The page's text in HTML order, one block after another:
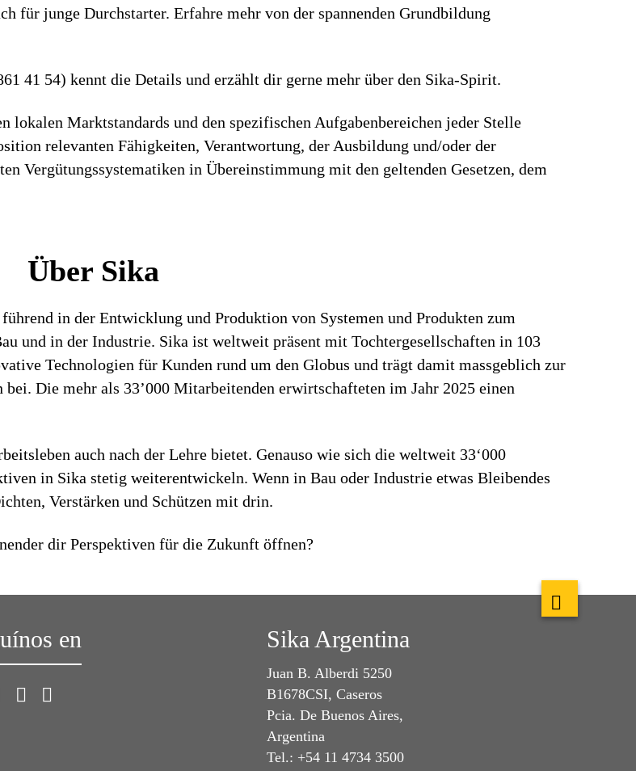
für junge Durchstarter. Erfahre mehr von der spannenden Grundbildung
41 54) kennt die Details und erzählt dir gerne mehr über den Sika-Spirit.
lokalen Marktstandards und den spezifischen Aufgabenbereichen jeder Stelle
relevanten Fähigkeiten, Verantwortung, der Ausbildung und/oder der
Vergütungssystematiken in Übereinstimmung mit den geltenden Gesetzen, dem
Über Sika
in der Entwicklung und Produktion von Systemen und Produkten zum
und in der Industrie. Sika ist weltweit präsent mit Tochtergesellschaften in 103
Technologien für Kunden rund um den Globus und trägt damit massgeblich zur
Die mehr als 33’000 Mitarbeitenden erwirtschafteten im Jahr 2025 einen
auch nach der Lehre bietet. Genauso wie sich die weltweit 33‘000
in Sika stetig weiterentwickeln. Wenn in Bau oder Industrie etwas Bleibendes
Verstärken und Schützen mit drin.
dir Perspektiven für die Zukunft öffnen?
en Sika Argentina
Juan B. Alberdi 5250
B1678CSI, Caseros
Pcia. De Buenos Aires,
Argentina
Tel.: +54 11 4734 3500